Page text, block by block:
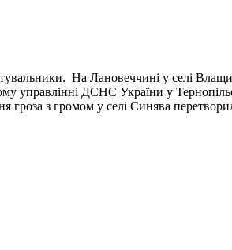
На Лановеччині у селі
управлінні ДСНС України у
гроза з громом у селі Синява